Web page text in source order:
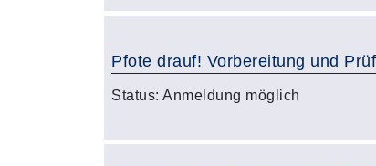
Pfote drauf! Vorbereitung und
Status: Anmeldung möglich